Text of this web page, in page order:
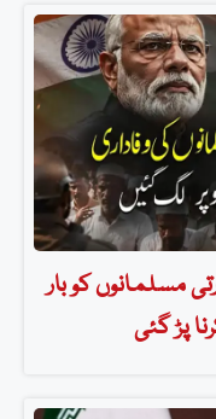
مسلمانوں کو بار
پڑ گئی